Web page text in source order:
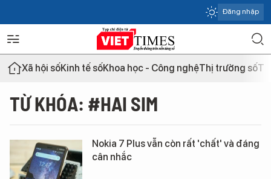
Đăng nhập
Xã hội sốKinh tế sốKhoa học - Công nghệThị trường số
TỪ KHÓA: #HAI SIM
Nokia 7 Plus vẫn còn rất 'chất' và đáng
cân nhắc